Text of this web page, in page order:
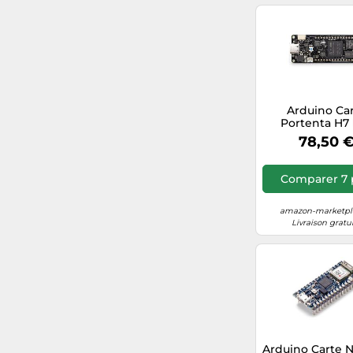
Arduino
Portenta H7
ABX00045
78,50 €
Comparer 7
amazon-
Livraison
Arduino Carte